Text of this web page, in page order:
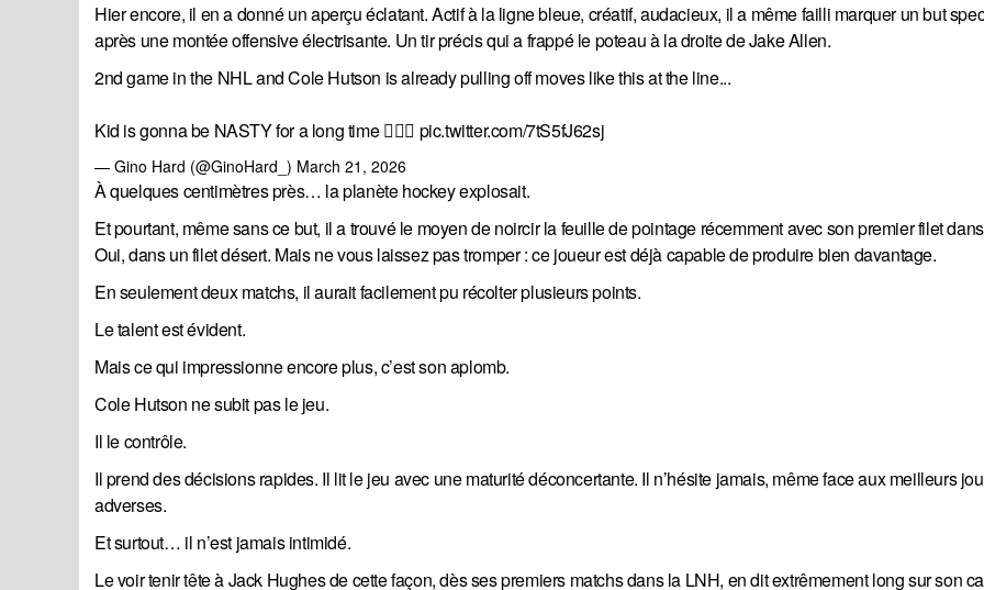
Hier encore, il en a donné un aperçu éclatant. Actif à la ligne bleue, créatif, audacieux, il a même failli marquer un but
après une montée offensive électrisante. Un tir précis qui a frappé le poteau à la droite de Jake Allen.
2nd game in the NHL and Cole Hutson is already pulling off moves like this at the line...
Kid is gonna be NASTY for a long time 😮‍💨🔥 pic.twitter.com/7tS5fJ62sj
— Gino Hard (@GinoHard_) March 21, 2026
À quelques centimètres près… la planète hockey explosait.
Et pourtant, même sans ce but, il a trouvé le moyen de noircir la feuille de pointage récemment avec son premier filet
Oui, dans un filet désert. Mais ne vous laissez pas tromper : ce joueur est déjà capable de produire bien davantage.
En seulement deux matchs, il aurait facilement pu récolter plusieurs points.
Le talent est évident.
Mais ce qui impressionne encore plus, c’est son aplomb.
Cole Hutson ne subit pas le jeu.
Il le contrôle.
Il prend des décisions rapides. Il lit le jeu avec une maturité déconcertante. Il n’hésite jamais, même face aux meilleurs
adverses.
Et surtout… il n’est jamais intimidé.
Le voir tenir tête à Jack Hughes de cette façon, dès ses premiers matchs dans la LNH, en dit extrêmement long sur son